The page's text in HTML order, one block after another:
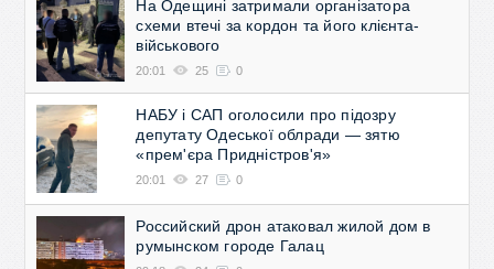
На Одещині затримали організатора
схеми втечі за кордон та його клієнта-
військового
20:01 25 0
НАБУ і САП оголосили про підозру
депутату Одеської облради — зятю
«прем'єра Придністров'я»
20:01 27 0
Российский дрон атаковал жилой дом в
румынском городе Галац